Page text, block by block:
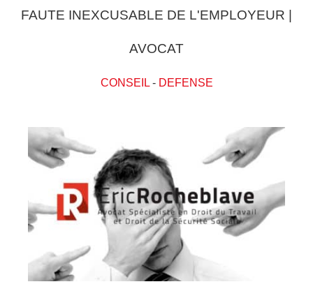
FAUTE INEXCUSABLE DE L'EMPLOYEUR |
AVOCAT
CONSEIL- DEFENSE